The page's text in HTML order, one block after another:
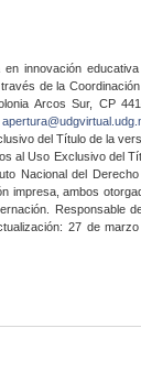
innovación
de la
Arcos Sur, CP
del Título de la
al Uso Exclusivo del
Nacional del
impresa, ambos
Responsable
27 de